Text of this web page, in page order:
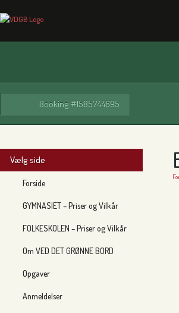
Booking #1585744695
Vælg side
Forside
GYMNASIET – Priser og Vilkår
FOLKESKOLEN – Priser og Vilkår
Om VED DET GRØNNE BORD
Opgaver
Anmeldelser